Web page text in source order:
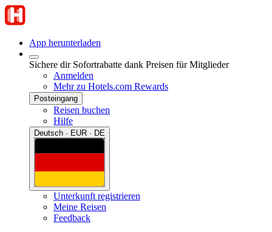
App herunterladen
Sichere dir Sofortrabatte dank Preisen für Mitglieder
Anmelden
Mehr zu Hotels.com Rewards
Posteingang
Reisen buchen
Hilfe
Deutsch · EUR · DE
Unterkunft registrieren
Meine Reisen
Feedback